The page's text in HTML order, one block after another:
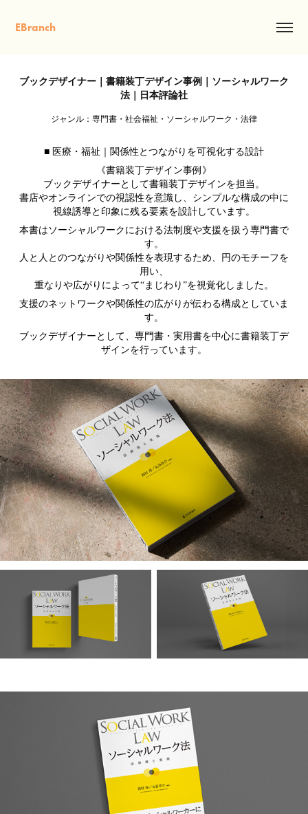
EBranch
ブックデザイナー｜書籍装丁デザイン事例｜ソーシャルワーク
法｜日本評論社
ジャンル：専門書・社会福祉・ソーシャルワーク・法律
■ 医療・福祉｜関係性とつながりを可視化する設計
《書籍装丁デザイン事例》
ブックデザイナーとして書籍装丁デザインを担当。
書店やオンラインでの視認性を意識し、シンプルな構成の中に
視線誘導と印象に残る要素を設計しています。
本書はソーシャルワークにおける法制度や支援を扱う専門書で
す。
人と人とのつながりや関係性を表現するため、円のモチーフを
用い、
重なりや広がりによって“まじわり”を視覚化しました。
支援のネットワークや関係性の広がりが伝わる構成としていま
す。
ブックデザイナーとして、専門書・実用書を中心に書籍装丁デ
ザインを行っています。